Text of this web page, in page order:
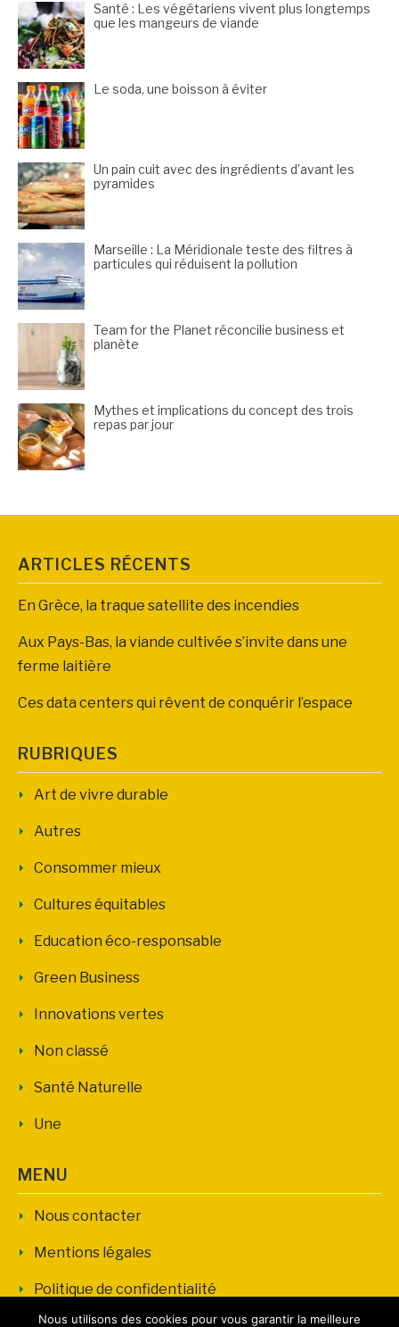
Santé : Les végétariens vivent plus longtemps
que les mangeurs de viande
Le soda, une boisson à éviter
Un pain cuit avec des ingrédients d’avant les
pyramides
Marseille : La Méridionale teste des filtres à
particules qui réduisent la pollution
Team for the Planet réconcilie business et
planète
Mythes et implications du concept des trois
repas par jour
ARTICLES RÉCENTS
En Grèce, la traque satellite des incendies
Aux Pays-Bas, la viande cultivée s’invite dans une
ferme laitière
Ces data centers qui rêvent de conquérir l’espace
RUBRIQUES
Art de vivre durable
Autres
Consommer mieux
Cultures équitables
Education éco-responsable
Green Business
Innovations vertes
Non classé
Santé Naturelle
Une
MENU
Nous contacter
Mentions légales
Politique de confidentialité
Nous utilisons des cookies pour vous garantir la meilleure